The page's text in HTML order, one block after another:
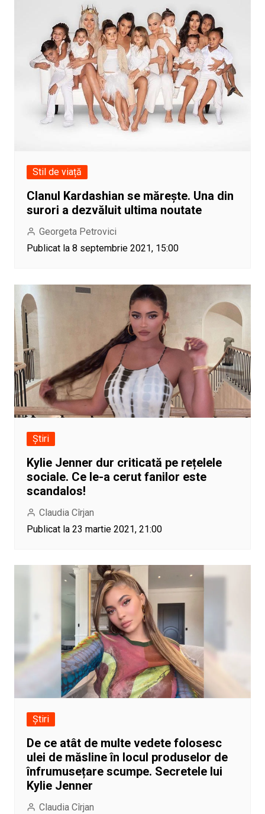
Stil de viață
Clanul Kardashian se mărește. Una din
surori a dezvăluit ultima noutate
Georgeta Petrovici
Publicat la 8 septembrie 2021, 15:00
Știri
Kylie Jenner dur criticată pe rețelele
sociale. Ce le-a cerut fanilor este
scandalos!
Claudia Cîrjan
Publicat la 23 martie 2021, 21:00
Știri
De ce atât de multe vedete folosesc
ulei de măsline în locul produselor de
înfrumusețare scumpe. Secretele lui
Kylie Jenner
Claudia Cîrjan